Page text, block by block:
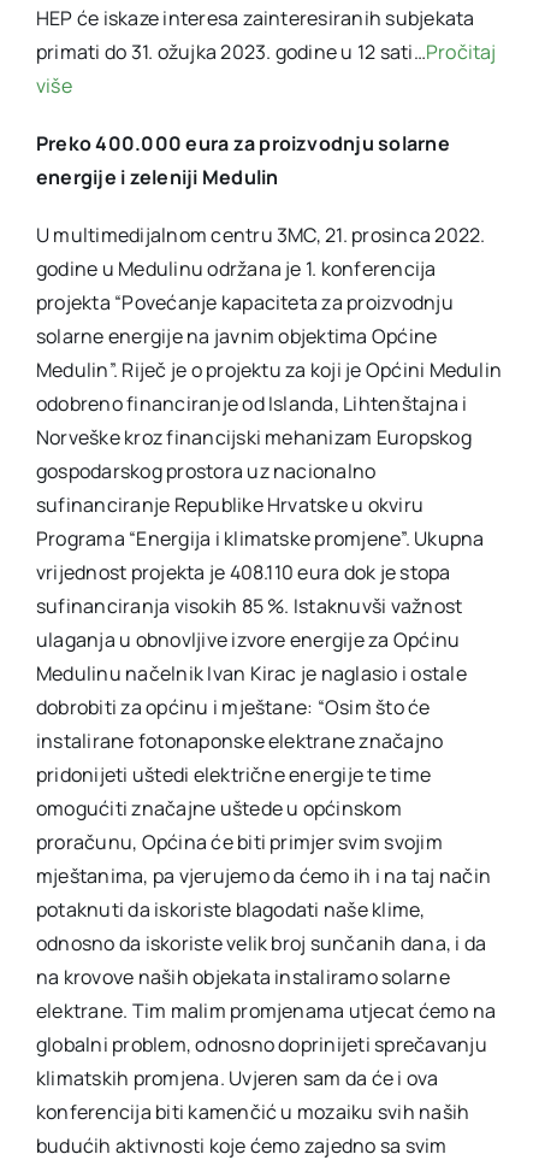
HEP će iskaze interesa zainteresiranih subjekata
primati do 31. ožujka 2023. godine u 12 sati…Pročitaj
više
Preko 400.000 eura za proizvodnju solarne
energije i zeleniji Medulin
U multimedijalnom centru 3MC, 21. prosinca 2022.
godine u Medulinu održana je 1. konferencija
projekta “Povećanje kapaciteta za proizvodnju
solarne energije na javnim objektima Općine
Medulin”. Riječ je o projektu za koji je Općini Medulin
odobreno financiranje od Islanda, Lihtenštajna i
Norveške kroz financijski mehanizam Europskog
gospodarskog prostora uz nacionalno
sufinanciranje Republike Hrvatske u okviru
Programa “Energija i klimatske promjene”. Ukupna
vrijednost projekta je 408.110 eura dok je stopa
sufinanciranja visokih 85 %. Istaknuvši važnost
ulaganja u obnovljive izvore energije za Općinu
Medulinu načelnik Ivan Kirac je naglasio i ostale
dobrobiti za općinu i mještane: “Osim što će
instalirane fotonaponske elektrane značajno
pridonijeti uštedi električne energije te time
omogućiti značajne uštede u općinskom
proračunu, Općina će biti primjer svim svojim
mještanima, pa vjerujemo da ćemo ih i na taj način
potaknuti da iskoriste blagodati naše klime,
odnosno da iskoriste velik broj sunčanih dana, i da
na krovove naših objekata instaliramo solarne
elektrane. Tim malim promjenama utjecat ćemo na
globalni problem, odnosno doprinijeti sprečavanju
klimatskih promjena. Uvjeren sam da će i ova
konferencija biti kamenčić u mozaiku svih naših
budućih aktivnosti koje ćemo zajedno sa svim